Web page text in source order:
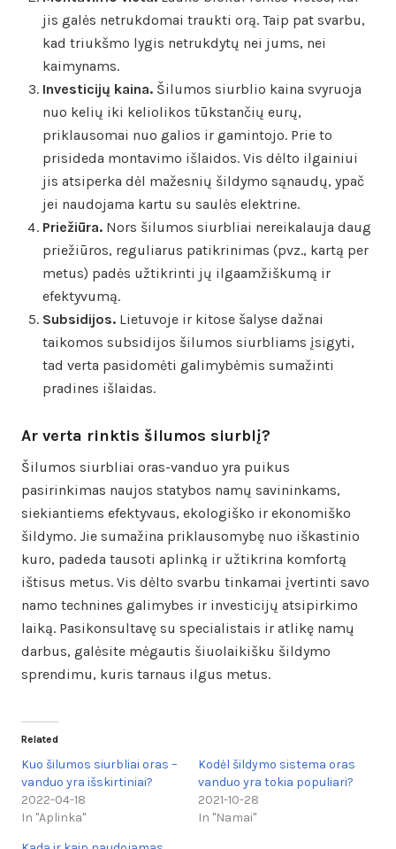
jis galės netrukdomai traukti orą. Taip pat svarbu,
kad triukšmo lygis netrukdytų nei jums, nei
kaimynams.
Investicijų kaina. Šilumos siurblio kaina svyruoja
nuo kelių iki keliolikos tūkstančių eurų,
priklausomai nuo galios ir gamintojo. Prie to
prisideda montavimo išlaidos. Vis dėlto ilgainiui
jis atsiperka dėl mažesnių šildymo sąnaudų, ypač
jei naudojama kartu su saulės elektrine.
Priežiūra. Nors šilumos siurbliai nereikalauja daug
priežiūros, reguliarus patikrinimas (pvz., kartą per
metus) padės užtikrinti jų ilgaamžiškumą ir
efektyvumą.
Subsidijos. Lietuvoje ir kitose šalyse dažnai
taikomos subsidijos šilumos siurbliams įsigyti,
tad verta pasidomėti galimybėmis sumažinti
pradines išlaidas.
Ar verta rinktis šilumos siurblį?
Šilumos siurbliai oras-vanduo yra puikus
pasirinkimas naujos statybos namų savininkams,
siekiantiems efektyvaus, ekologiško ir ekonomiško
šildymo. Jie sumažina priklausomybę nuo iškastinio
kuro, padeda tausoti aplinką ir užtikrina komfortą
ištisus metus. Vis dėlto svarbu tinkamai įvertinti savo
namo technines galimybes ir investicijų atsipirkimo
laiką. Pasikonsultavę su specialistais ir atlikę namų
darbus, galėsite mėgautis šiuolaikišku šildymo
sprendimu, kuris tarnaus ilgus metus.
Related
Kuo šilumos siurbliai oras –
vanduo yra išskirtiniai?
2022-04-18
In "Aplinka"
Kodėl šildymo sistema oras
vanduo yra tokia populiari?
2021-10-28
In "Namai"